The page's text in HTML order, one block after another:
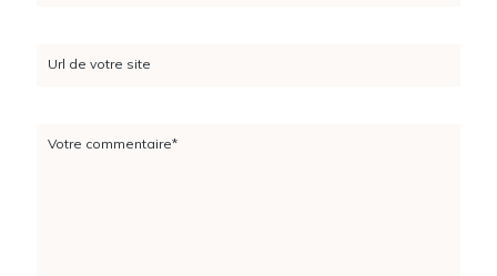
Url de votre site
Votre commentaire*